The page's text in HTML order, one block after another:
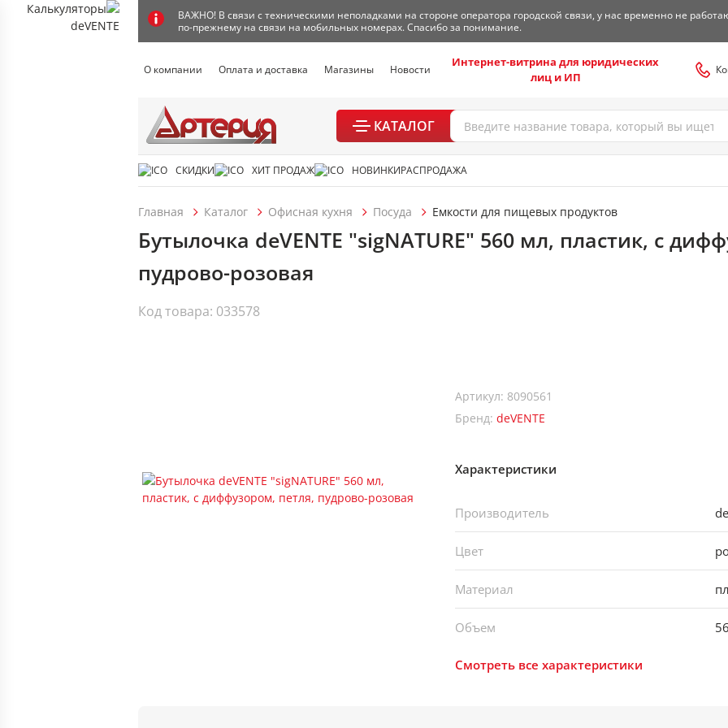
ВАЖНО! В связи с техническими неполадками на стороне оператора городской связи, у нас временно не
по-прежнему на связи на мобильных номерах. Спасибо за понимание.
О компании Оплата и доставка Магазины Новости
Интернет-витрина для юридических
лиц и ИП
КАТАЛОГ
СКИДКИ ХИТ ПРОДАЖ НОВИНКИРАСПРОДАЖА
Главная Каталог Офисная кухня Посуда Емкости для пищевых продуктов
Бутылочка deVENTE "sigNATURE" 560 мл, пластик, с
пудрово-розовая
Код товара: 033578
Артикул: 8090561
Бренд: deVENTE
Характеристики
Производитель
Цвет
Материал
Объем
Смотреть все характеристики